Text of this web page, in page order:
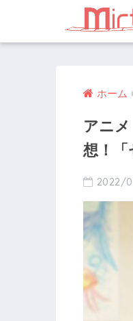
ホーム
アニ
想！「
2022/